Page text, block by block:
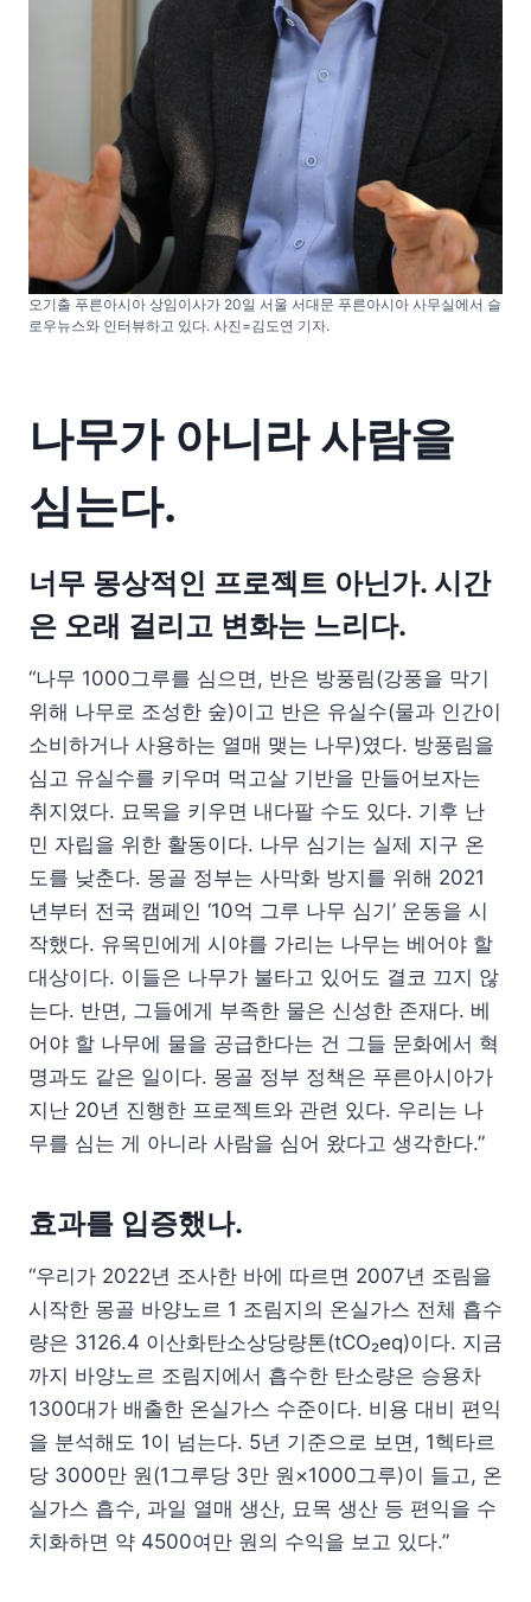
오기출 푸른아시아 상임이사가 20일 서울 서대문 푸른아시아 사무실에서 슬
로우뉴스와 인터뷰하고 있다. 사진=김도연 기자.
나무가 아니라 사람을
심는다.
너무 몽상적인 프로젝트 아닌가. 시간
은 오래 걸리고 변화는 느리다.
“나무 1000그루를 심으면, 반은 방풍림(강풍을 막기
위해 나무로 조성한 숲)이고 반은 유실수(물과 인간이
소비하거나 사용하는 열매 맺는 나무)였다. 방풍림을
심고 유실수를 키우며 먹고살 기반을 만들어보자는
취지였다. 묘목을 키우면 내다팔 수도 있다. 기후 난
민 자립을 위한 활동이다. 나무 심기는 실제 지구 온
도를 낮춘다. 몽골 정부는 사막화 방지를 위해 2021
년부터 전국 캠페인 ‘10억 그루 나무 심기’ 운동을 시
작했다. 유목민에게 시야를 가리는 나무는 베어야 할
대상이다. 이들은 나무가 불타고 있어도 결코 끄지 않
는다. 반면, 그들에게 부족한 물은 신성한 존재다. 베
어야 할 나무에 물을 공급한다는 건 그들 문화에서 혁
명과도 같은 일이다. 몽골 정부 정책은 푸른아시아가
지난 20년 진행한 프로젝트와 관련 있다. 우리는 나
무를 심는 게 아니라 사람을 심어 왔다고 생각한다.”
효과를 입증했나.
“우리가 2022년 조사한 바에 따르면 2007년 조림을
시작한 몽골 바양노르 1 조림지의 온실가스 전체 흡수
량은 3126.4 이산화탄소상당량톤(tCO₂eq)이다. 지금
까지 바양노르 조림지에서 흡수한 탄소량은 승용차
1300대가 배출한 온실가스 수준이다. 비용 대비 편익
을 분석해도 1이 넘는다. 5년 기준으로 보면, 1헥타르
당 3000만 원(1그루당 3만 원×1000그루)이 들고, 온
실가스 흡수, 과일 열매 생산, 묘목 생산 등 편익을 수
치화하면 약 4500여만 원의 수익을 보고 있다.”